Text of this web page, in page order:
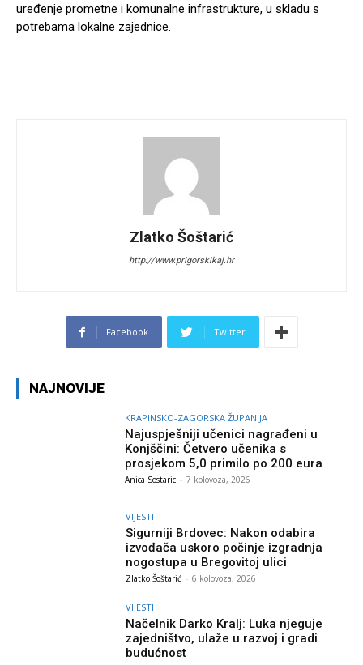
uređenje prometne i komunalne infrastrukture, u skladu s
potrebama lokalne zajednice.
Zlatko Šoštarić
http://www.prigorskikaj.hr
Facebook Twitter
NAJNOVIJE
KRAPINSKO-ZAGORSKA ŽUPANIJA
Najuspješniji učenici nagrađeni u
Konjščini: Četvero učenika s
prosjekom 5,0 primilo po 200 eura
Anica Sostaric - 7 kolovoza, 2026
VIJESTI
Sigurniji Brdovec: Nakon odabira
izvođača uskoro počinje izgradnja
nogostupa u Bregovitoj ulici
Zlatko Šoštarić - 6 kolovoza, 2026
VIJESTI
Načelnik Darko Kralj: Luka njeguje
zajedništvo, ulaže u razvoj i gradi
budućnost